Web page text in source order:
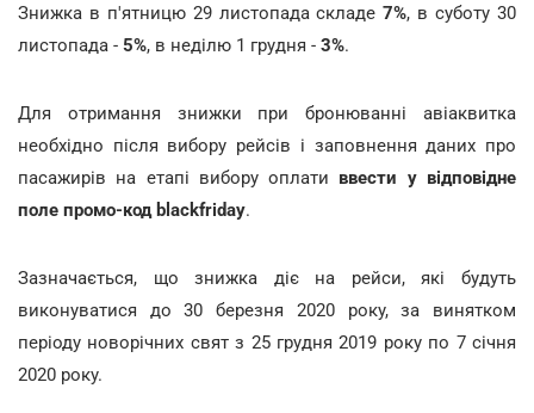
Знижка в п'ятницю 29 листопада складе7%, в суботу 30
листопада - 5%, в неділю 1 грудня - 3%.
Для отримання знижки при бронюванні авіаквитка
необхідно після вибору рейсів і заповнення даних про
пасажирів на етапі вибору оплати ввести у відповідне
поле промо-код blackfriday.
Зазначається, що знижка діє на рейси, які будуть
виконуватися до 30 березня 2020 року, за винятком
періоду новорічних свят з 25 грудня 2019 року по 7 січня
2020 року.